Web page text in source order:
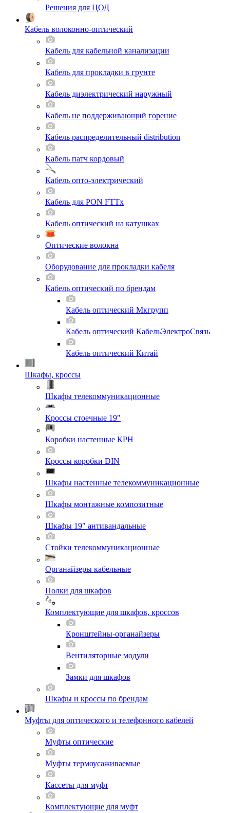
Решения для ЦОД
Кабель волоконно-оптический
Кабель для кабельной канализации
Кабель для прокладки в грунте
Кабель диэлектрический наружный
Кабель не поддерживающий горение
Кабель распределительный distribution
Кабель патч кордовый
Кабель опто-электрический
Кабель для PON FTTx
Кабель оптический на катушках
Оптические волокна
Оборудование для прокладки кабеля
Кабель оптический по брендам
Кабель оптический Мкгрупп
Кабель оптический КабельЭлектроСвязь
Кабель оптический Китай
Шкафы, кроссы
Шкафы телекоммуникационные
Кроссы стоечные 19"
Коробки настенные КРН
Кроссы коробки DIN
Шкафы настенные телекоммуникационные
Шкафы монтажные композитные
Шкафы 19" антивандальные
Стойки телекоммуникационные
Органайзеры кабельные
Полки для шкафов
Комплектующие для шкафов, кроссов
Кронштейны-органайзеры
Вентиляторные модули
Замки для шкафов
Шкафы и кроссы по брендам
Муфты для оптического и телефонного кабелей
Муфты оптические
Муфты термоусаживаемые
Кассеты для муфт
Комплектующие для муфт